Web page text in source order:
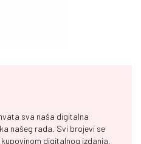
sva naša digitalna
našeg rada. Svi brojevi se
digitalnog izdanja,